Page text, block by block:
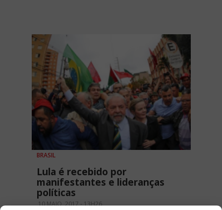
BRASIL
Lula é recebido por
manifestantes e lideranças
políticas
10 MAIO, 2017 - 13H26